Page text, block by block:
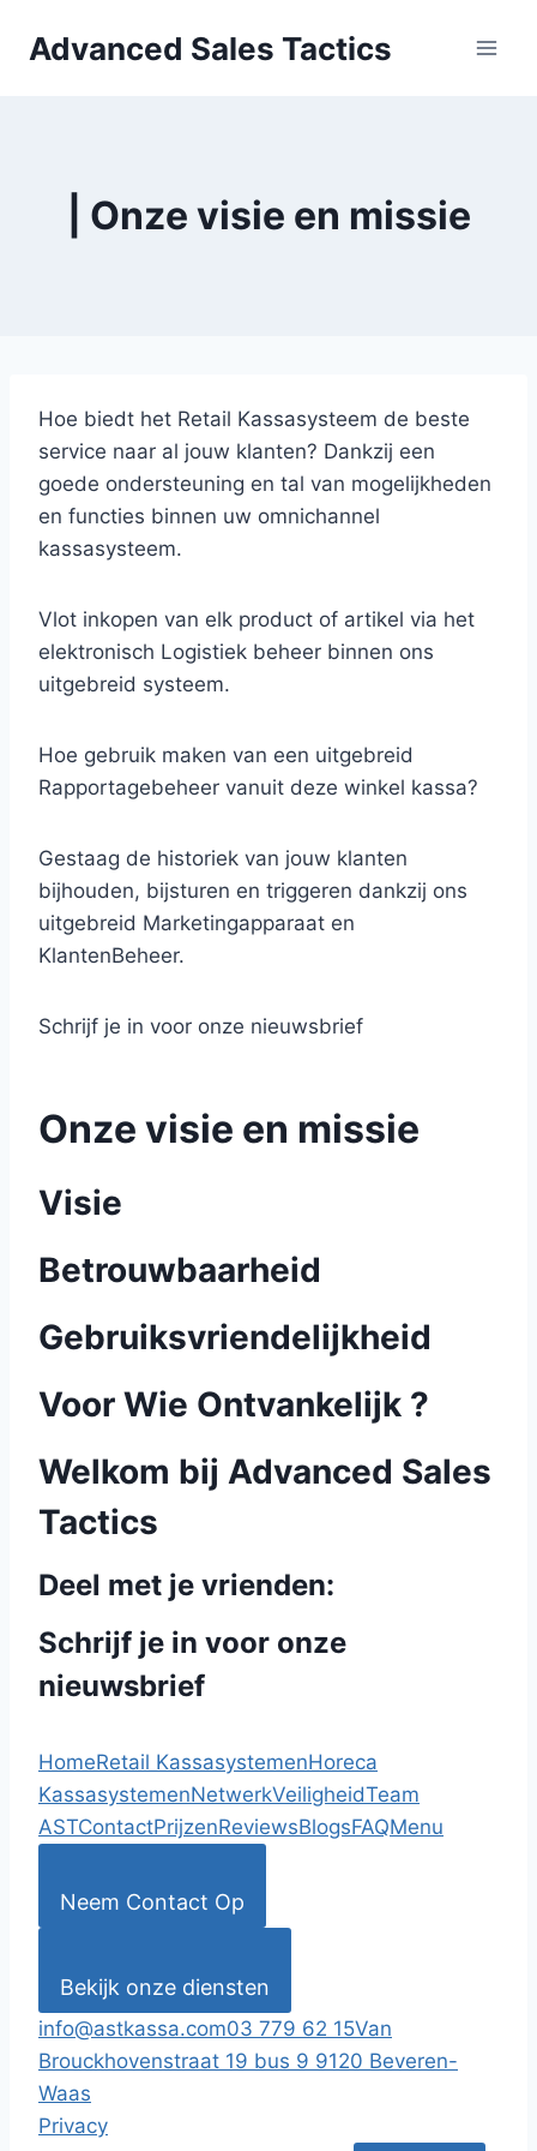
Advanced Sales Tactics
| Onze visie en missie
Hoe biedt het Retail Kassasysteem de beste
service naar al jouw klanten? Dankzij een
goede ondersteuning en tal van mogelijkheden
en functies binnen uw omnichannel
kassasysteem.
Vlot inkopen van elk product of artikel via het
elektronisch Logistiek beheer binnen ons
uitgebreid systeem.
Hoe gebruik maken van een uitgebreid
Rapportagebeheer vanuit deze winkel kassa?
Gestaag de historiek van jouw klanten
bijhouden, bijsturen en triggeren dankzij ons
uitgebreid Marketingapparaat en
KlantenBeheer.
Schrijf je in voor onze nieuwsbrief
Onze visie en missie
Visie
Betrouwbaarheid
Gebruiksvriendelijkheid
Voor Wie Ontvankelijk ?
Welkom bij Advanced Sales
Tactics
Deel met je vrienden:
Schrijf je in voor onze
nieuwsbrief
HomeRetail KassasystemenHoreca
KassasystemenNetwerkVeiligheidTeam
ASTContactPrijzenReviewsBlogsFAQMenu
Neem Contact Op
Bekijk onze diensten
info@astkassa.com03 779 62 15Van
Brouckhovenstraat 19 bus 9 9120 Beveren-
Waas
Privacy